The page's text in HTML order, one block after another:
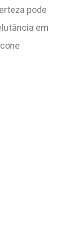
pode
em